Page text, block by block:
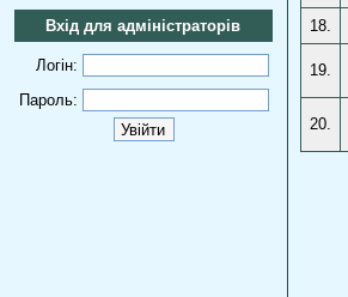
Вхід для адміністраторів
Логін:
Пароль:
18.
19.
20.